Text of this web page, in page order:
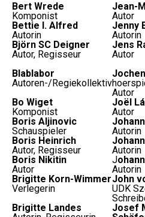
Bert Wrede
Komponist
Jean-
Autor
Bettie I. Alfred
Autorin
Jenny
Autorin
Björn SC Deigner
Autor, Regisseur
Jens
Autor
Blablabor
Autoren-/Regiekollektiv
Autor
Bo Wiget
Komponist
Joël
Autor
Boris Aljinovic
Schauspieler
Autorin
Boris Heinrich
Autor, Regisseur
Autorin
Boris Nikitin
Autor
J
Autorin
Brigitte Korn-Wimmer
Verlegerin
John
UDK
Brigitte Landes
Josef